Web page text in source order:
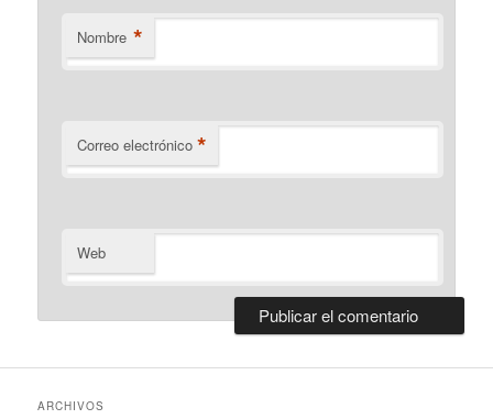
Nombre *
Correo electrónico *
Web
ARCHIVOS